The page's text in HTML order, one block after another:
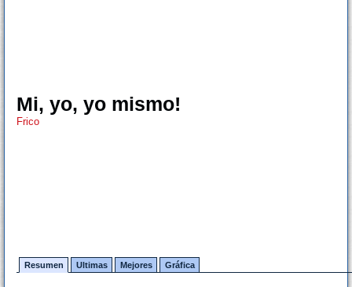
Mi, yo, yo mismo!
Frico
Resumen Ultimas Mejores Gráfica